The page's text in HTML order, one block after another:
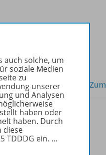
OD200101012080
auch solche, um
soziale Medien
zu
unserer
und Analysen
haben oder
haben. Durch
diese
TDDDG ein. …